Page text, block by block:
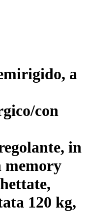
a
con
in
memory
120 kg,